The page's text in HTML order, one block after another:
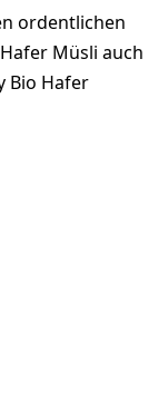
ordentlichen
Müsli auch
Bio Hafer